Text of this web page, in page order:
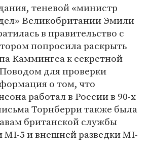
теневой «министр
Великобритании Эмили
в правительство с
попросила раскрыть
Каммингса к секретной
для проверки
о том, что
работал в России в 90-х
Торнберри также была
британской службы
МI-5 и внешней разведки МI-